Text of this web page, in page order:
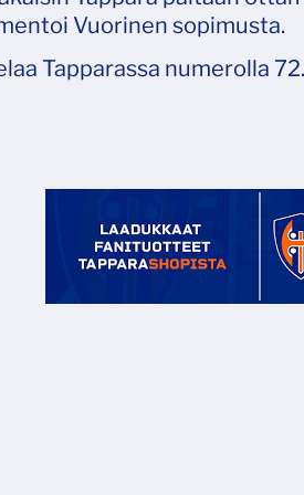
Vuorinen sopimusta.
Tapparassa numerolla 72.